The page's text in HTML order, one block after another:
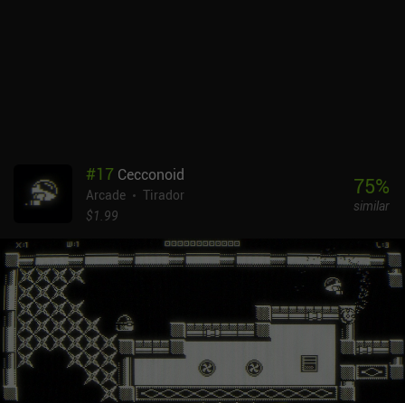
#17 Cecconoid
Arcade
Tirador
$1.99
75%
similar